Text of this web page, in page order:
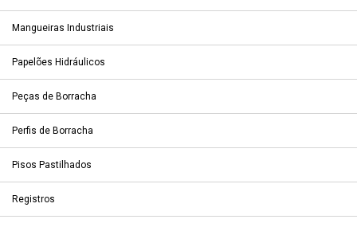
Mangueiras Industriais
Papelões Hidráulicos
Peças de Borracha
Perfis de Borracha
Pisos Pastilhados
Registros